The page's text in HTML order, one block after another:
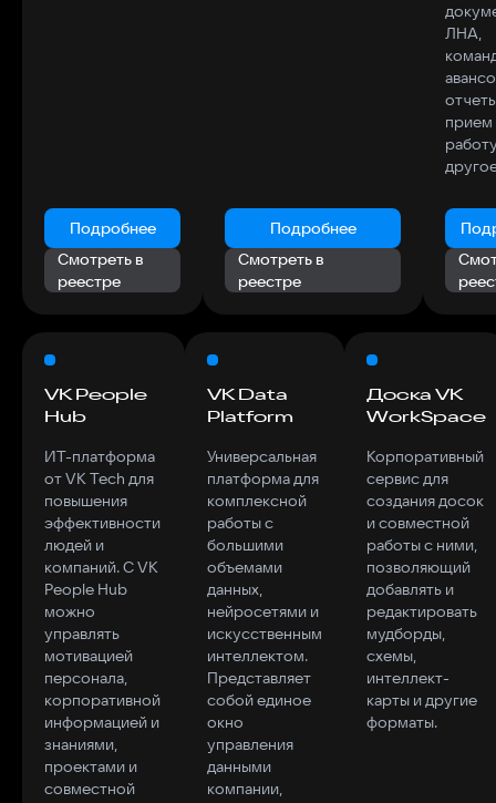
Подробнее
Смотреть в
реестре
Подробнее
Смотреть в
реестре
ЛНА,
прием
VK People
Hub
ИТ-платформа
от VK Tech для
повышения
эффективности
людей и
компаний. С VK
People Hub
можно
управлять
мотивацией
персонала,
корпоративной
информацией и
знаниями,
проектами и
совместной
VK Data
Platform
Универсальная
платформа для
комплексной
работы с
большими
объемами
данных,
нейросетями и
искусственным
интеллектом.
Представляет
собой единое
окно
управления
данными
компании,
Доска VK
WorkSpace
Корпоративный
сервис для
создания досок
и совместной
работы с ними,
позволяющий
добавлять и
редактировать
мудборды,
схемы,
интеллект-
карты и другие
форматы.